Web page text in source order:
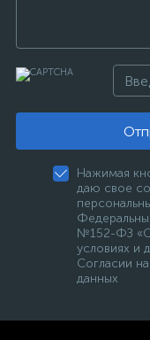
Нажимая
даю свое
№152-ФЗ «О
условиях и
Согласии
данных